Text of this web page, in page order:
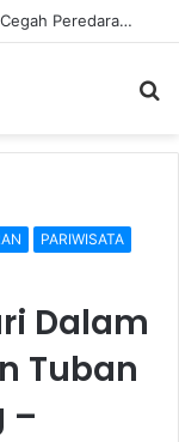
Sosialisasi Perundang-undangan di Bidang Cukai Perkuat Komitmen Berantas Rokok Ilegal di Kabupaten Tuban
PARIWISATA
Dalam
Tuban
–